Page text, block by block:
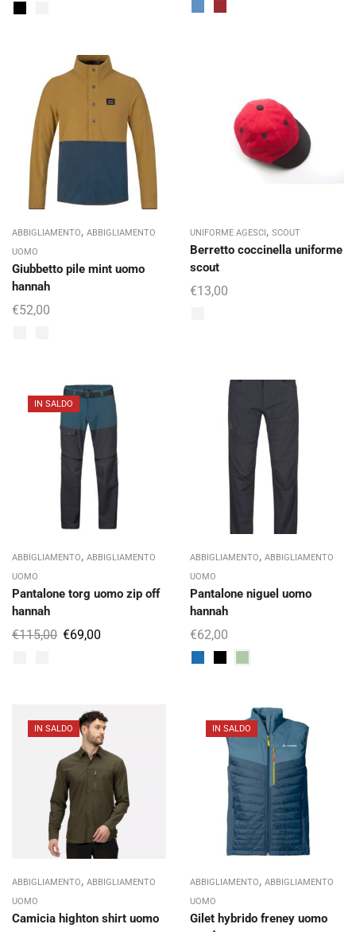
ABBIGLIAMENTO, ABBIGLIAMENTO
UOMO
Giubbetto pile mint uomo
hannah
€52,00
UNIFORME AGESCI, SCOUT
Berretto coccinella uniforme
scout
€13,00
IN SALDO
ABBIGLIAMENTO, ABBIGLIAMENTO
UOMO
Pantalone torg uomo zip off
hannah
€115,00 €69,00
ABBIGLIAMENTO, ABBIGLIAMENTO
UOMO
Pantalone niguel uomo
hannah
€62,00
IN SALDO
ABBIGLIAMENTO, ABBIGLIAMENTO
UOMO
Camicia highton shirt uomo
IN SALDO
ABBIGLIAMENTO, ABBIGLIAMENTO
UOMO
Gilet hybrido freney uomo